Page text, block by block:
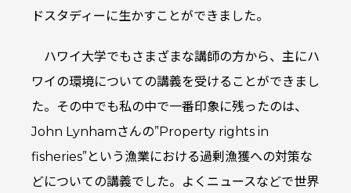
ドスタディーに生かすことができました。
ハワイ大学でもさまざまな講師の方から、主にハ
ワイの環境についての講義を受けることができまし
た。その中でも私の中で一番印象に残ったのは、
John Lynhamさんの”Property rights in
fisheries”という漁業における過剰漁獲への対策な
どについての講義でした。よくニュースなどで世界